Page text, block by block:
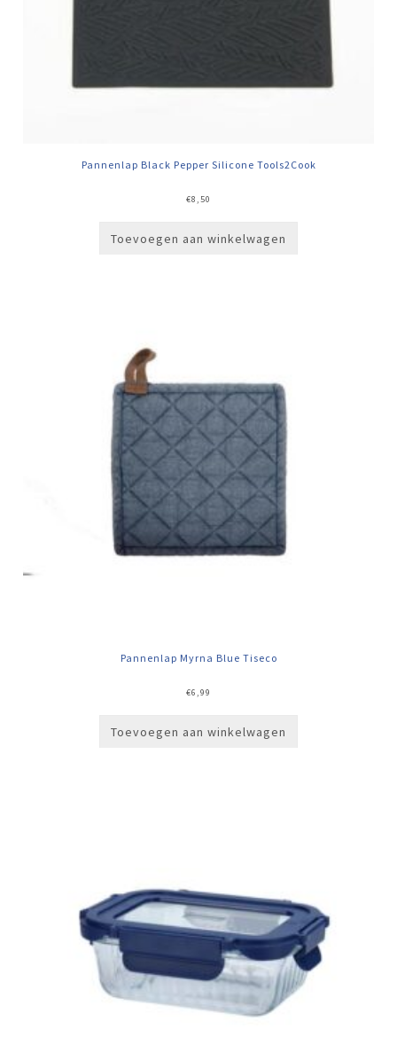
Pannenlap Black Pepper Silicone Tools2Cook
€8,50
Toevoegen aan winkelwagen
Pannenlap Myrna Blue Tiseco
€6,99
Toevoegen aan winkelwagen